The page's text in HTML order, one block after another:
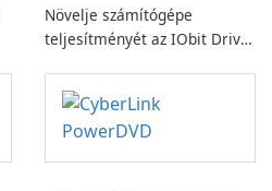
Növelje számítógépe
teljesítményét az IObit Driver